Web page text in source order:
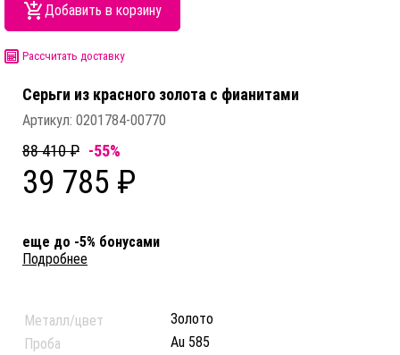
Добавить в корзину
Рассчитать доставку
Серьги из красного золота c фианитами
Артикул: 0201784-00770
88 410 ₽ -55%
39 785 ₽
еще до -5% бонусами
Подробнее
Металл/цвет
Золото
Проба
Au 585